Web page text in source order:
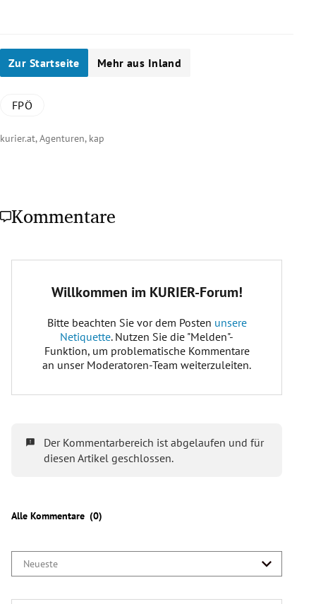
Zur Startseite Mehr aus Inland
FPÖ
kurier.at, Agenturen, kap
Kommentare